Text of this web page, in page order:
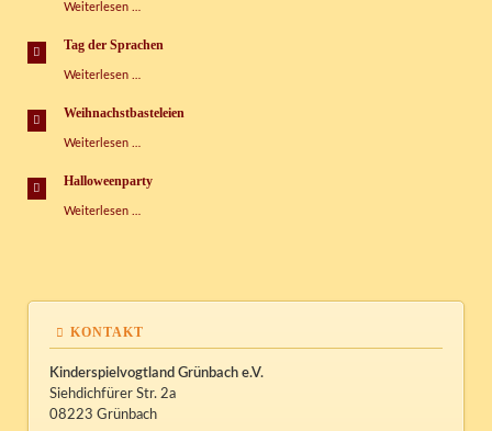
Weiterlesen …
Tag der Sprachen
Weiterlesen …
Sprachen
Weihnachstbasteleien
Weiterlesen …
Halloweenparty
Weiterlesen …
KONTAKT
Kinderspielvogtland Grünbach e.V.
Siehdichfürer Str. 2a
08223 Grünbach